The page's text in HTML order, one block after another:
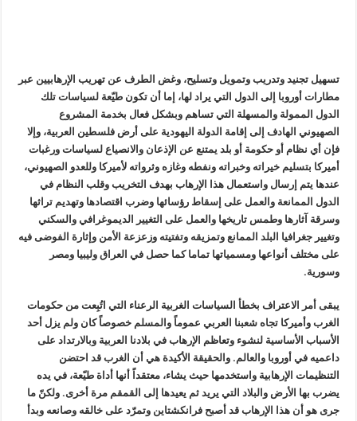
تسهيل تجنيد وتدريب وتمويل وتسليح، وغض الطرف عن تهريب الإرهابيين عبر
مطارات أوروبا إلى الدول التي يراد لها، إما أن تكون طيّعة لسياسات تلك
الدول الممولة والمسهلة التي تساهم وبشكل فعال بخدمة المشروع
الصهيوني الهادف إلى إقامة الدولة اليهودية على أرض فلسطين العربية، وإلا
فإن أي نظام أو حكومة أو بلد يمتنع عن الإذعان والانصياع لسياسات ورغبات
أميركا بتسليم خيراته وخبراته ونفطه وغازه وثرواته لأميركا وللعدو الصهيوني،
عندها يتم إرسال واستعمال هذا الإرهاب بهدف التخريب وقلب النظام في
الدول الممانعة والعمل على إسقاط رؤسائها وضرب اقتصادها وتهديم تراثها
وسرقة آثارها وطمس تاريخها والعمل على التغيير الديموغرافي والسكني
وتغيير جغرافيا البلد الممانع وتمزيقه وتفتيته وزعزعة الأمن وإثارة الفوضى فيه
على مختلف أنواعها ومسمياتها تماما كما حصل في العراق وليبيا ومصر
وسورية.
يبقى أمر الاعتراف بخطأ السياسات الغربية الرعناء التي اتُبِعت من حكومات
الغرب وأميركا تجاه شعبنا العربي عموماً والمسلم خصوصاً كان ولم يزل أحد
الأسباب الأساسية لنشوء وتعاظم الإرهاب في بلادنا العربية وبالارتداد على
داعميه في أوروبا والعالم. والحقيقة الأكيدة هي أن الغرب قد احتضن
التنظيمات الإرهابية واستخدمها حيث يشاء، معتقداً أنها أداة طيّعة، في يده
يضرب بها الأرض والبلاد التي يريد ثم يعيدها إلى القمقم مرة أخرى. ولكنّ ما
جرى هو أن هذا الإرهاب قد أصبح فرانكشتاين وتمرّد على خالقه وصانعه وبدأ